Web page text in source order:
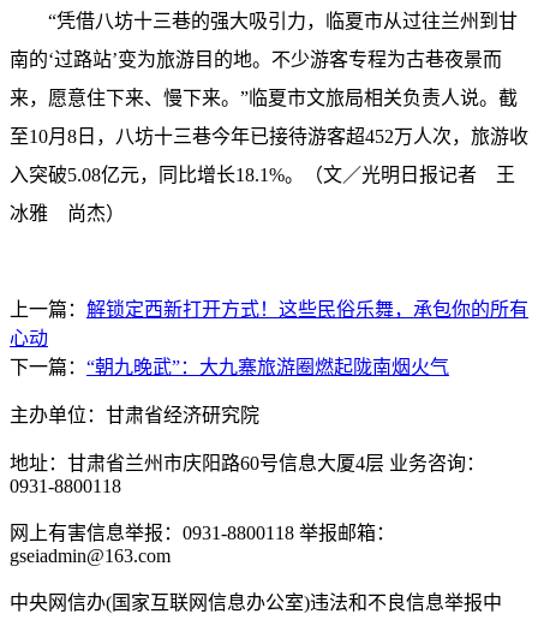
“凭借八坊十三巷的强大吸引力，临夏市从过往兰州到甘
南的‘过路站’变为旅游目的地。不少游客专程为古巷夜景而
来，愿意住下来、慢下来。”临夏市文旅局相关负责人说。截
至10月8日，八坊十三巷今年已接待游客超452万人次，旅游收
入突破5.08亿元，同比增长18.1%。（文／光明日报记者 王
冰雅 尚杰）
上一篇： 解锁定西新打开方式！这些民俗乐舞，承包你的所有
心动
下一篇： “朝九晚武”：大九寨旅游圈燃起陇南烟火气
主办单位：甘肃省经济研究院
地址：甘肃省兰州市庆阳路60号信息大厦4层 业务咨询：
0931-8800118
网上有害信息举报：0931-8800118 举报邮箱：
gseiadmin@163.com
中央网信办(国家互联网信息办公室)违法和不良信息举报中